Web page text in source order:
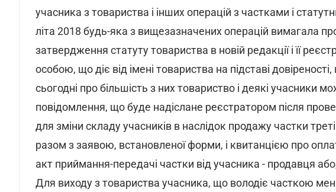
учасника з товариства і інших операцій з частками і
літа 2018 будь-яка з вищезазначених операцій вимагала
затвердження статуту товариства в новій редакції і її
особою, що діє від імені товариства на підставі
сьогодні про більшість з них товариство і деякі учасники
повідомлення, що буде надіслане реєстратором після
для зміни складу учасників в наслідок продажу частки
разом з заявою, встановленої форми, і квитанцією про
акт приймання-передачі частки від учасника - продавця
Для виходу з товариства учасника, що володіє часткою